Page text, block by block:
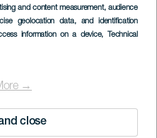
and content measurement, audience
geolocation data, and identification
information on a device, Technical
→
close